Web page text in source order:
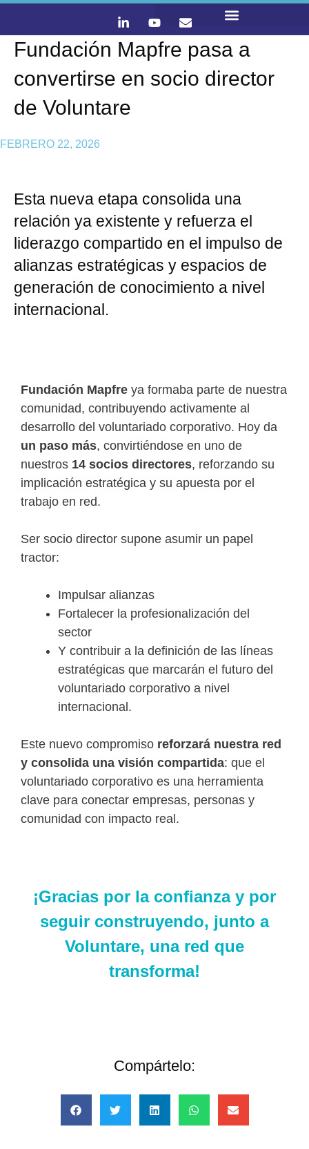
Fundación Mapfre pasa a
convertirse en socio director
de Voluntare
FEBRERO 22, 2026
Esta nueva etapa consolida una
relación ya existente y refuerza el
liderazgo compartido en el impulso de
alianzas estratégicas y espacios de
generación de conocimiento a nivel
internacional.
Fundación Mapfre ya formaba parte de nuestra
comunidad, contribuyendo activamente al
desarrollo del voluntariado corporativo. Hoy da
un paso más, convirtiéndose en uno de
nuestros 14 socios directores, reforzando su
implicación estratégica y su apuesta por el
trabajo en red.
Ser socio director supone asumir un papel
tractor:
Impulsar alianzas
Fortalecer la profesionalización del
sector
Y contribuir a la definición de las líneas
estratégicas que marcarán el futuro del
voluntariado corporativo a nivel
internacional.
Este nuevo compromiso reforzará nuestra red
y consolida una visión compartida: que el
voluntariado corporativo es una herramienta
clave para conectar empresas, personas y
comunidad con impacto real.
¡Gracias por la confianza y por
seguir construyendo, junto a
Voluntare, una red que
transforma!
Compártelo: